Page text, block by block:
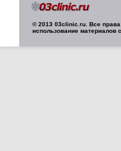
© 2013 03clinic.ru. Все
использование материалов